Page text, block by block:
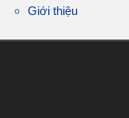
Giới thiệu